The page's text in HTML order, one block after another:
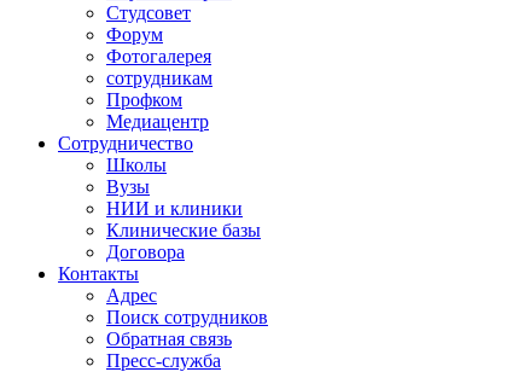
Студсовет
Форум
Фотогалерея
сотрудникам
Профком
Медиацентр
Сотрудничество
Школы
Вузы
НИИ и клиники
Клинические базы
Договора
Контакты
Адрес
Поиск сотрудников
Обратная связь
Пресс-служба